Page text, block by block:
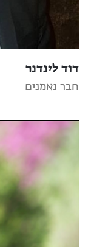
דוד לינדנר
חבר נאמנים